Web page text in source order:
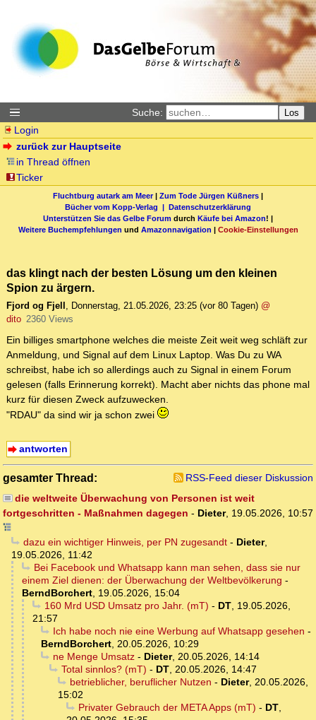
Suche: Los
Login
zurück zur Hauptseite
in Thread öffnen
Ticker
Fluchtburg autark am Meer| Zum Tode Jürgen Küßners |
Bücher vom Kopp-Verlag | Datenschutzerklärung
Unterstützen Sie das Gelbe Forum durch Käufe bei Amazon! |
Weitere Buchempfehlungen und Amazonnavigation | Cookie-Einstellungen
das klingt nach der besten Lösung um den kleinen
Spion zu ärgern.
Fjord og Fjell , Donnerstag, 21.05.2026, 23:25 (vor 80 Tagen) @
dito 2360 Views
Ein billiges smartphone welches die meiste Zeit weit weg schläft zur
Anmeldung, und Signal auf dem Linux Laptop. Was Du zu WA
schreibst, habe ich so allerdings auch zu Signal in einem Forum
gelesen (falls Erinnerung korrekt). Macht aber nichts das phone mal
kurz für diesen Zweck aufzuwecken.
"RDAU" da sind wir ja schon zwei
antworten
gesamter Thread:
RSS-Feed dieser Diskussion
die weltweite Überwachung von Personen ist weit
fortgeschritten - Maßnahmen dagegen - Dieter, 19.05.2026, 10:57
dazu ein wichtiger Hinweis, per PN zugesandt- Dieter,
19.05.2026, 11:42
Bei Facebook und Whatsapp kann man sehen, dass sie nur
einem Ziel dienen: der Überwachung der Weltbevölkerung -
BerndBorchert, 19.05.2026, 15:04
160 Mrd USD Umsatz pro Jahr. (mT) - DT, 19.05.2026,
21:57
Ich habe noch nie eine Werbung auf Whatsapp gesehen -
BerndBorchert, 20.05.2026, 10:29
ne Menge Umsatz- Dieter, 20.05.2026, 14:14
Total sinnlos? (mT) - DT, 20.05.2026, 14:47
betrieblicher, beruflicher Nutzen - Dieter, 20.05.2026,
15:02
Privater Gebrauch der META Apps (mT) - DT,